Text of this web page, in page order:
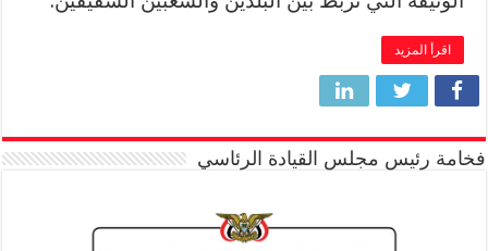
اقرأ المزيد
فخامة رئيس مجلس القيادة الرئاسي